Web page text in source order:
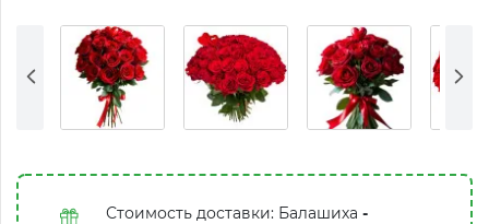
Стоимость доставки: Балашиха -